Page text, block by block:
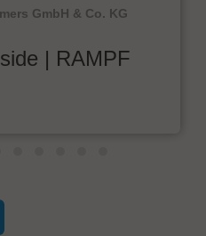
GmbH & Co. KG
| RAMPF